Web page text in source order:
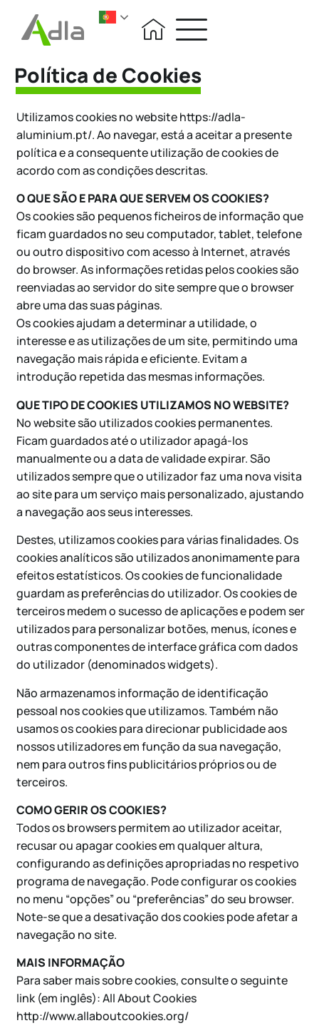
Política de Cookies
Utilizamos cookies no websitehttps://adla-
aluminium.pt/.Ao navegar, está a aceitar a presente
política e a consequente utilização de cookies de
acordo com as condições descritas.
O QUE SÃO E PARA QUE SERVEM OS COOKIES?
Os cookies são pequenos ficheiros de informação que
ficam guardados no seu computador, tablet, telefone
ou outro dispositivo com acesso à Internet, através
do browser. As informações retidas pelos cookies são
reenviadas ao servidor do site sempre que o browser
abre uma das suas páginas.
Os cookies ajudam a determinar a utilidade, o
interesse e as utilizações de um site, permitindo uma
navegação mais rápida e eficiente. Evitam a
introdução repetida das mesmas informações.
QUE TIPO DE COOKIES UTILIZAMOS NO WEBSITE?
No website são utilizados cookies permanentes.
Ficam guardados até o utilizador apagá-los
manualmente ou a data de validade expirar. São
utilizados sempre que o utilizador faz uma nova visita
ao site para um serviço mais personalizado, ajustando
a navegação aos seus interesses.
Destes, utilizamos cookies para várias finalidades. Os
cookies analíticos são utilizados anonimamente para
efeitos estatísticos. Os cookies de funcionalidade
guardam as preferências do utilizador. Os cookies de
terceiros medem o sucesso de aplicações e podem ser
utilizados para personalizar botões, menus, ícones e
outras componentes de interface gráfica com dados
do utilizador (denominados widgets).
Não armazenamos informação de identificação
pessoal nos cookies que utilizamos. Também não
usamos os cookies para direcionar publicidade aos
nossos utilizadores em função da sua navegação,
nem para outros fins publicitários próprios ou de
terceiros.
COMO GERIR OS COOKIES?
Todos os browsers permitem ao utilizador aceitar,
recusar ou apagar cookies em qualquer altura,
configurando as definições apropriadas no respetivo
programa de navegação. Pode configurar os cookies
no menu “opções” ou “preferências” do seu browser.
Note-se que a desativação dos cookies pode afetar a
navegação no site.
MAIS INFORMAÇÃO
Para saber mais sobre cookies, consulte o seguinte
link (em inglês): All About Cookies
http://www.allaboutcookies.org/